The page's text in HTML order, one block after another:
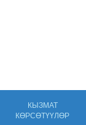
КЫЗМАТ
КӨРСӨТҮҮЛӨР